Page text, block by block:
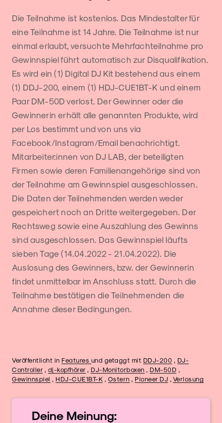
Die Teilnahme ist kostenlos. Das Mindestalter für
eine Teilnahme ist 14 Jahre. Die Teilnahme ist nur
einmal erlaubt, versuchte Mehrfachteilnahme pro
Gewinnspiel führt automatisch zur Disqualifikation.
Es wird ein (1) Digital DJ Kit bestehend aus einem
(1) DDJ-200, einem (1) HDJ-CUE1BT-K und einem
Paar DM-50D verlost. Der Gewinner oder die
Gewinnerin erhält alle genannten Produkte, wird
per Los bestimmt und von uns via
Facebook/Instagram/Email benachrichtigt.
Mitarbeiter:innen von DJ LAB, der beteiligten
Firmen sowie deren Familienangehörige sind von
der Teilnahme am Gewinnspiel ausgeschlossen.
Die Daten der Teilnehmenden werden weder
gespeichert noch an Dritte weitergegeben. Der
Rechtsweg sowie eine Auszahlung des Gewinns
sind ausgeschlossen. Das Gewinnspiel läufts
sieben Tage (14.04.2022 - 21.04.2022). Die
Auslosung des Gewinners, bzw. der Gewinnerin
findet unmittelbar im Anschluss statt. Durch die
Teilnahme bestätigen die Teilnehmenden die
Annahme dieser Bedingungen.
Veröffentlicht in Features und getaggt mit DDJ-200 , DJ-
Controller, dj-kopfhörer, DJ-Monitorboxen , DM-50D ,
Gewinnspiel , HDJ-CUE1BT-K , Ostern , Pioneer DJ , Verlosung
Deine Meinung: